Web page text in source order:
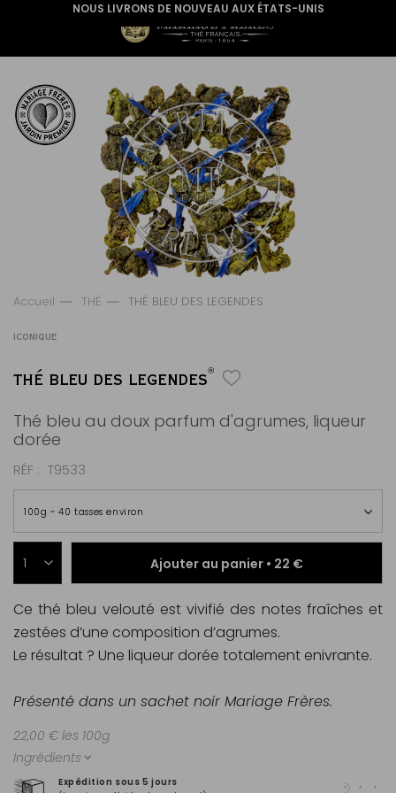
NOUS LIVRONS DE NOUVEAU AUX ÉTATS-UNIS
Accueil THÉ THÉ BLEU DES LEGENDES
ICONIQUE
THÉ BLEU DES LEGENDES®
Thé bleu au doux parfum d'agrumes, liqueur
dorée
RÉF T9533
100g ~ 40 tasses environ
Ajouter au panier • 22 €
Expédition sous 5 jours
Ce thé bleu velouté est vivifié des notes fraîches et
zestées d’une composition d’agrumes.
Le résultat ? Une liqueur dorée totalement enivrante.
Présenté dans un sachet noir Mariage Frères.
22,00 € les 100g
Ingrédients